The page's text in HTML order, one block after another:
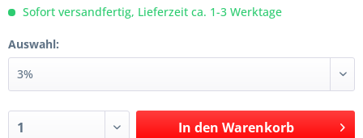
Sofort versandfertig, Lieferzeit ca. 1-3 Werktage
Auswahl:
In den Warenkorb